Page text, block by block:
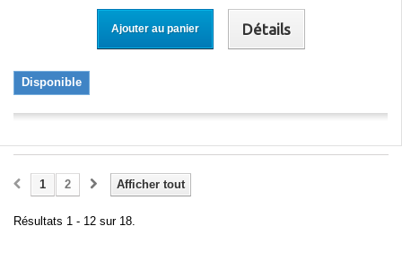
Ajouter au panier Détails
Disponible
Afficher tout
1 2
Résultats 1 - 12 sur 18.